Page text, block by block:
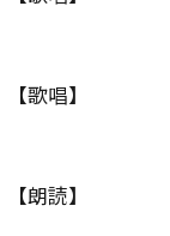
【歌唱】
【朗読】